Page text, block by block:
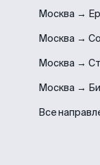
Москва →
Москва →
Москва →
Москва →
Все